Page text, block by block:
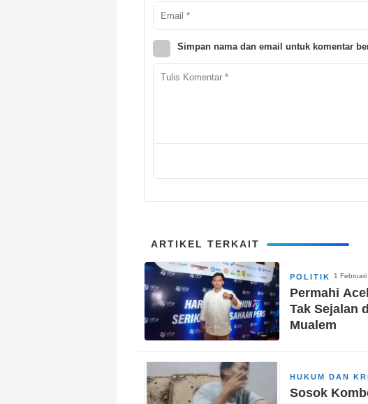
Simpan nama dan email untuk komentar
ARTIKEL TERKAIT
POLITIK 1 Februari
Permahi
Tak Sejalan
Mualem
HUKUM DAN
Sosok